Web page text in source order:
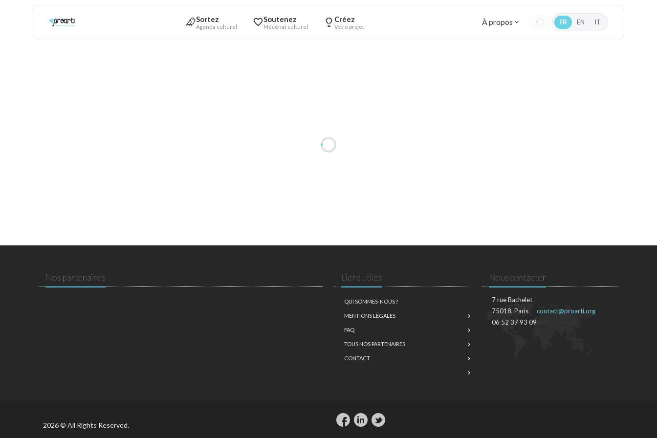
Sortez
Agenda culturel
Soutenez
Mécénat culturel
Créez
Votre projet À propos FR EN IT
Nos partenaires Liens utiles
QUI SOMMES-NOUS ?
MENTIONS LÉGALES
FAQ
TOUS NOS PARTENAIRES
CONTACT
Nous contacter
7 rue Bachelet
75018, Paris
06 52 37 93 09
contact@proarti.org
2026 © All Rights Reserved.